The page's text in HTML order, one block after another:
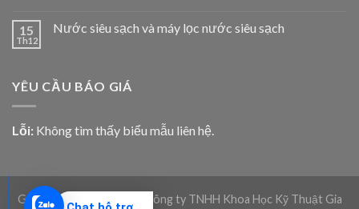
15
Th12
Nước siêu sạch và máy lọc nước siêu sạch
YÊU CẦU BÁO GIÁ
Lỗi: Không tìm thấy biểu mẫu liên hệ.
Giadico.com | Bản quyền Công ty TNHH Khoa Học Kỹ Thuật Gia